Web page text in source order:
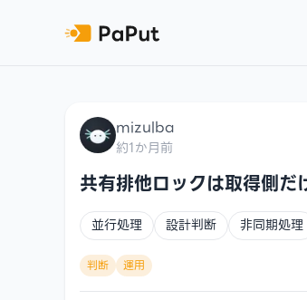
mizulba
約1か月前
共有排他ロックは取得側だ
並行処理 設計判断 非同期処理
判断 運用